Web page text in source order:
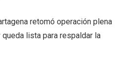
retomó operación plena
lista para respaldar la